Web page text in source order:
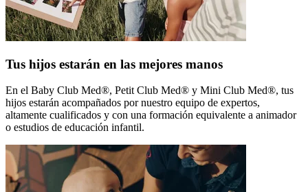
Tus hijos estarán en las mejores manos
En el Baby Club Med®, Petit Club Med® y Mini Club Med®, tus
hijos estarán acompañados por nuestro equipo de expertos,
altamente cualificados y con una formación equivalente a animador
o estudios de educación infantil.